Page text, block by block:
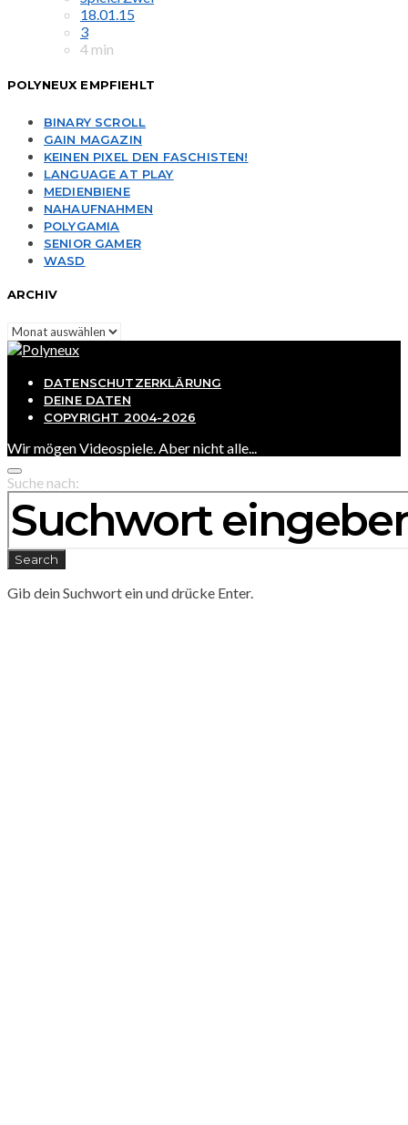
18.01.15
3
4 min
POLYNEUX EMPFIEHLT
BINARY SCROLL
GAIN MAGAZIN
KEINEN PIXEL DEN FASCHISTEN!
LANGUAGE AT PLAY
MEDIENBIENE
NAHAUFNAHMEN
POLYGAMIA
SENIOR GAMER
WASD
ARCHIV
Archiv
DATENSCHUTZERKLÄRUNG
DEINE DATEN
COPYRIGHT 2004-2026
Wir mögen Videospiele. Aber nicht alle...
Suche nach:
Search
Gib dein Suchwort ein und drücke Enter.